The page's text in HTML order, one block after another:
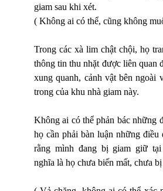
giam sau khi xét.
( Không ai có thể, cũng không
Trong các xà lim chật chội, họ
thông tin thu nhặt được liên quan
xung quanh, cảnh vật bên ngoài
trong của khu nhà giam này.
Không ai có thể phản bác những
họ cần phải bàn luận những điều
rằng mình đang bị giam giữ
nghĩa là họ chưa biến mất, chưa